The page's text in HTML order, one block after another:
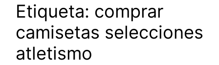
Etiqueta: comprar
camisetas selecciones
atletismo